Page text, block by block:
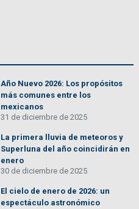
Año Nuevo 2026: Los propósitos
más comunes entre los
mexicanos
31 de diciembre de 2025
La primera lluvia de meteoros y
Superluna del año coincidirán en
enero
30 de diciembre de 2025
El cielo de enero de 2026: un
espectáculo astronómico